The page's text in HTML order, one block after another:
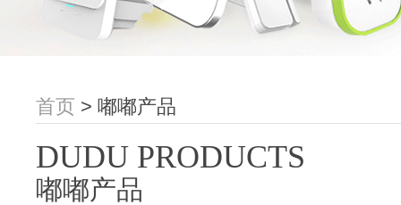
首页 > 嘟嘟产品
DUDU PRODUCTS
嘟嘟产品